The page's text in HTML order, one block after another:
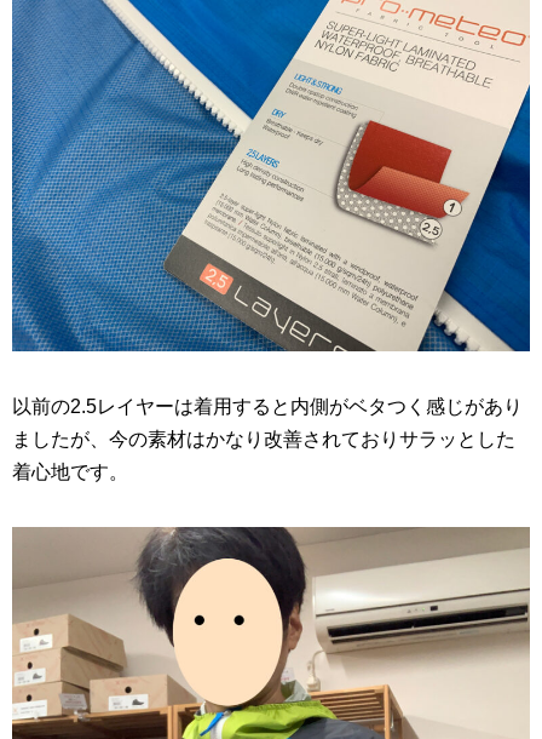
以前の2.5レイヤーは着用すると内側がベタつく感じがあり
ましたが、今の素材はかなり改善されておりサラッとした
着心地です。